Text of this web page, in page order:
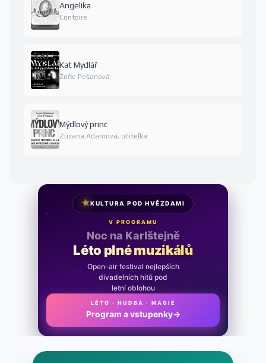
Angelika
Contoire
Kat Mydlář
Žofie Pešanová
Mýdlový princ
Zuzana Adamová, učitelka
★KULTURA POD HVĚZDAMI
V PROGRAMU
Noc na Karlštejně
Léto plné muzikálů
Open-air festival nejlepších
divadelních hitů pod
letní oblohou
LÉTO · HUDBA · MAGIE
Program a vstupenky →